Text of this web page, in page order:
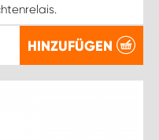
HINZUFÜGEN